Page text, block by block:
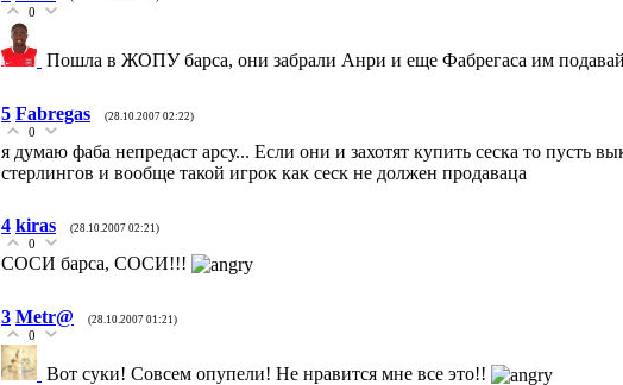
0
Пошла в ЖОПУ барса, они забрали Анри и еще Фабрегаса им
5 Fabregas (28.10.2007 02:22)
0
я думаю фаба непредаст арсу... Если они и захотят купить сеска то пусть
стерлингов и вообще такой игрок как сеск не должен продаваца
4 kiras (28.10.2007 02:21)
0
СОСИ барса, СОСИ!!!
3 Metr@ (28.10.2007 01:21)
0
Вот суки! Совсем опупели! Не нравится мне все это!!